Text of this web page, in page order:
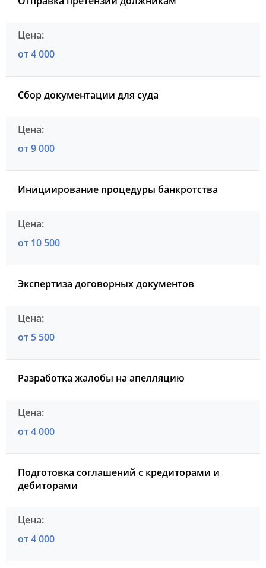
от 4 000
Сбор документации для суда
от 9 000
Инициирование процедуры банкротства
от 10 500
Экспертиза договорных документов
от 5 500
Разработка жалобы на апелляцию
от 4 000
Подготовка соглашений с кредиторами и
дебиторами
от 4 000